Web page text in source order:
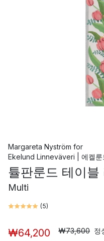
Margareta Nyström for
Ekelund Linneväveri | 에켈룬
튤판룬드 테이
Multi
(5)
₩64,200 ₩73,600 정